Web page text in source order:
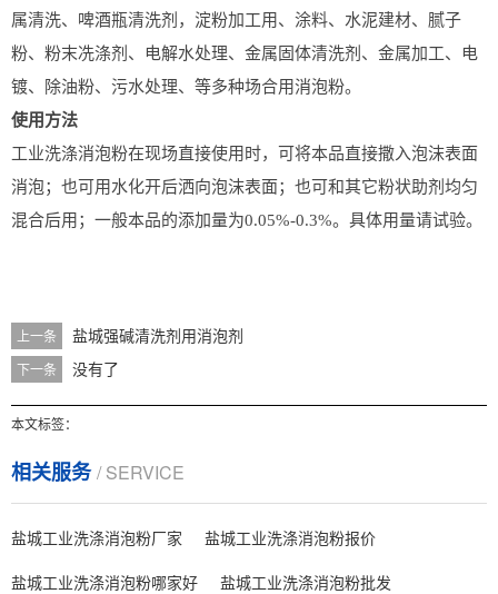
属清洗、啤酒瓶清洗剂，淀粉加工用、涂料、水泥建材、腻子
粉、粉末冼涤剂、电解水处理、金属固体清洗剂、金属加工、电
镀、除油粉、污水处理、等多种场合用消泡粉。
使用方法
工业洗涤消泡粉在现场直接使用时，可将本品直接撒入泡沫表面
消泡；也可用水化开后洒向泡沫表面；也可和其它粉状助剂均匀
混合后用；一般本品的添加量为0.05%-0.3%。具体用量请试验。
上一条 盐城强碱清洗剂用消泡剂
下一条 没有了
本文标签：
相关服务/ SERVICE
盐城工业洗涤消泡粉厂家
盐城工业洗涤消泡粉报价
盐城工业洗涤消泡粉哪家好
盐城工业洗涤消泡粉批发